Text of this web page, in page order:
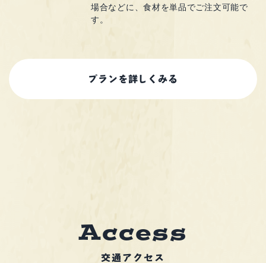
場合などに、食材を単品でご注文可能で
す。
プランを詳しくみる
Access
交通アクセス